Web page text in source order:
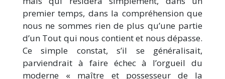
premier temps, dans la compréhension que
nous ne sommes rien de plus qu’une partie
d’un Tout qui nous contient et nous dépasse.
Ce simple constat, s’il se généralisait,
parviendrait à faire échec à l’orgueil du
moderne « maître et possesseur de la